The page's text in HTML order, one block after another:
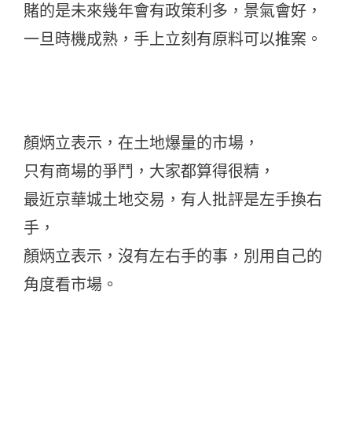
賭的是未來幾年會有政策利多，景氣會好，
一旦時機成熟，手上立刻有原料可以推案。
顏炳立表示，在土地爆量的市場，
只有商場的爭鬥，大家都算得很精，
最近京華城土地交易，有人批評是左手換右
手，
顏炳立表示，沒有左右手的事，別用自己的
角度看市場。